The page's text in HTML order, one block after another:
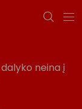
neina į